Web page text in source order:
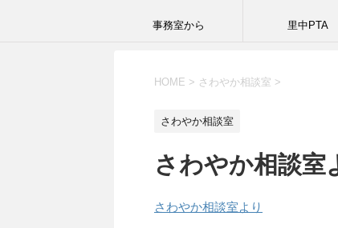
事務室から 里中PTA
HOME > さわやか相談室 >
さわやか相談室
さわやか相談室
さわやか相談室より